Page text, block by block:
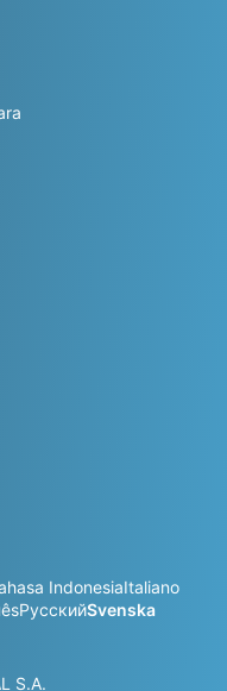
IndonesiaItaliano
РусскийSvenska
S.A.